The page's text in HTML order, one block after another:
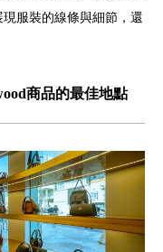
服裝的線條與細節，還
商品的最佳地點